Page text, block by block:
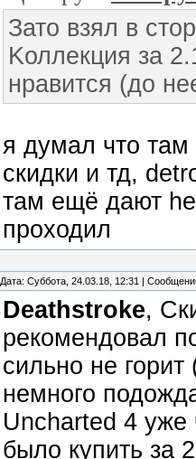
Зато взял в
Kоллекция за
нравится (до
я думал что там
скидки и тд,
там ещё дают
проходил
Дата: Суббота, 24.03.18, 12:31 |
Deathstroke,
рекомендовал
сильно не
немного
Uncharted 4
было купить за